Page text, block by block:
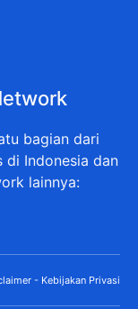
bagian dari
di Indonesia dan
lainnya:
- Kebijakan Privasi